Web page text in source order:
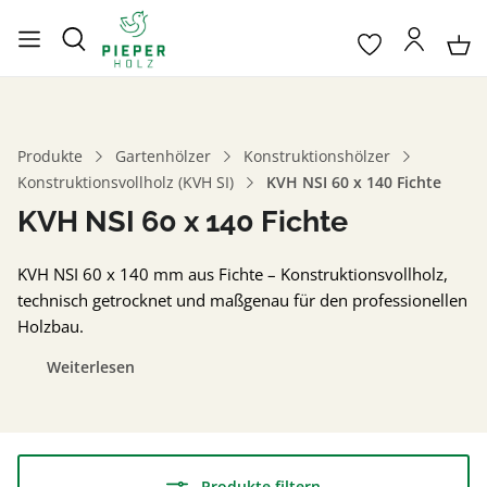
Produkte Gartenhölzer
Konstruktionshölzer
Konstruktionsvollholz (KVH SI)
KVH NSI 60 x 140 Fichte
KVH NSI 60 x 140 Fichte
KVH NSI 60 x 140 mm aus Fichte – Konstruktionsvollholz,
technisch getrocknet und maßgenau für den professionellen
Holzbau.
Weiterlesen